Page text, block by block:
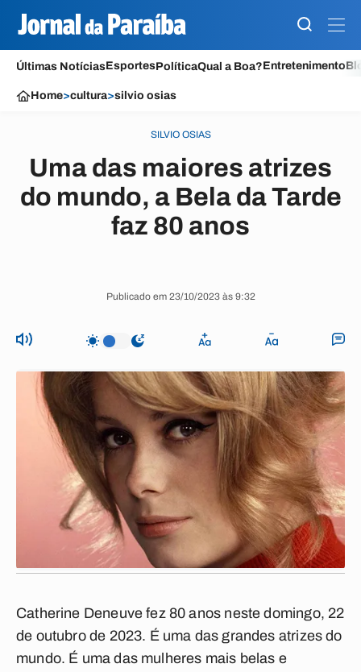
Últimas NotíciasEsportesPolíticaQual a Boa?Entretenimento
Home>cultura>silvio osias
SILVIO OSIAS
Uma das maiores atrizes
do mundo, a Bela da Tarde
faz 80 anos
Publicado em 23/10/2023 às 9:32
Catherine Deneuve fez 80 anos neste domingo, 22
de outubro de 2023. É uma das grandes atrizes do
mundo. É uma das mulheres mais belas e